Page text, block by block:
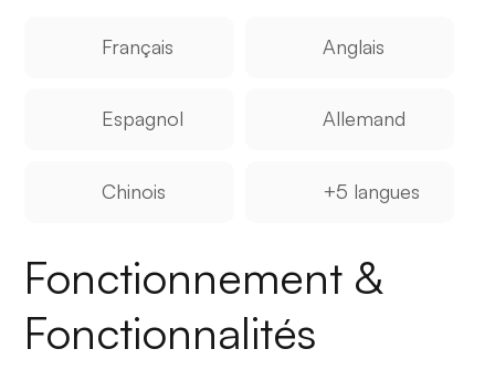
Français Anglais
Espagnol Allemand
Chinois +5 langues
Fonctionnement &
Fonctionnalités